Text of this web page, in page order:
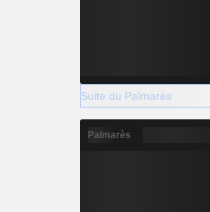
Suite du Palmarès
Palmarès